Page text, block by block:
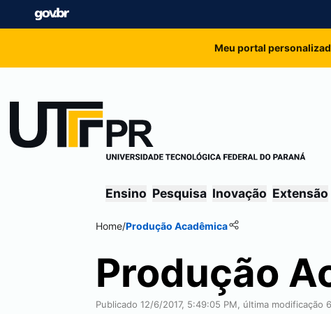
Meu portal
Ensino Pesquisa Inovação Extensão
Home/Produção Acadêmica
Produção
Publicado 12/6/2017, 5:49:05 PM, última modificação